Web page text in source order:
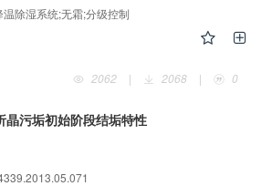
进的原理及其可行性；同时还针对系统的可行性
级控制阀组的控制方法，分析了系统在变负荷工
矿用救生舱的深入研究提供了参考。
除湿系统;无霜;分级控制
2062
| 2068 | 0
晶污垢初始阶段结垢特性